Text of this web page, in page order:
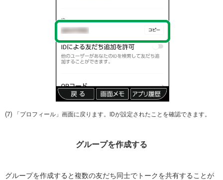
(7) 「プロフィール」画面に戻ります。IDが設定されたことを確認できます。
グループを作成する
グループを作成すると複数の友だち同士でトークを共有することが